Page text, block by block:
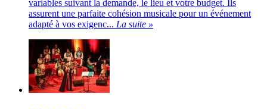
variables suivant la demande, le lieu et votre budget. Ils
assurent une parfaite cohésion musicale pour un événement
adapté à vos exigenc... La suite »